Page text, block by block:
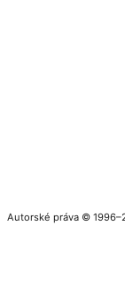
Autorské práva ©